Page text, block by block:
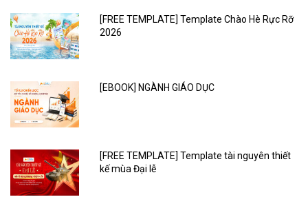
[FREE TEMPLATE] Template Chào Hè Rực Rỡ
2026
[EBOOK] NGÀNH GIÁO DỤC
[FREE TEMPLATE] Template tài nguyên thiết
kế mùa Đại lễ